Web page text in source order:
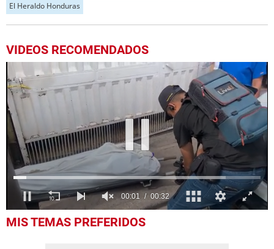
El Heraldo Honduras
VIDEOS RECOMENDADOS
seconds
MIS TEMAS PREFERIDOS